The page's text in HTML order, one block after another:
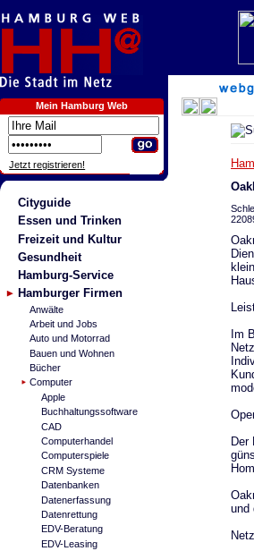
Mein Hamburg Web
Jetzt registrieren!
Cityguide
Essen und Trinken
Freizeit und Kultur
Gesundheit
Hamburg-Service
Hamburger Firmen
Anwälte
Arbeit und Jobs
Auto und Motorrad
Bauen und Wohnen
Bücher
Computer
Apple
Buchhaltungssoftware
CAD
Computerhandel
Computerspiele
CRM Systeme
Datenbanken
Datenerfassung
Datenrettung
EDV-Beratung
EDV-Leasing
Im
Der
und